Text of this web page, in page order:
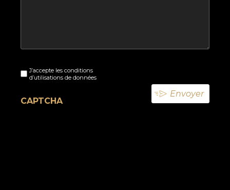
titreJ’accepte les conditions
d’utilisations de données
CAPTCHA